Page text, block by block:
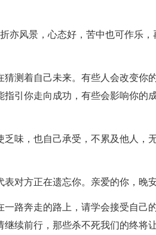
亦风景，心态好，苦中也可作乐，
测着自己未来。有些人会改变你
引你走向成功，有些会影响你的
味，也自己承受，不累及他人，
对方正在遗忘你。亲爱的你，晚安
路奔走的路上，请学会接受自己
续前行，那些杀不死我们的终将